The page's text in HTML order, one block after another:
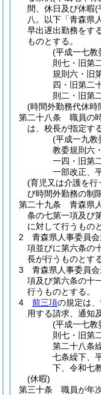
間、休日及び休暇(
八。以下「青森県
早出遅出勤務をす
ものとする。
(平成一七教
則七・旧第
規則六・旧
四・旧第二
則二・旧第
(時間外勤務代休時
第二十八条
職員の
は、校長が指定す
(平成一九教
教委規則六
一四・旧第
一部改正、
(育児又は介護を行
び時間外勤務の制
第二十九条
青森県
条の七第一項及び
に対して行うもの
2
青森県人事委員
項並びに第六条の
長が行うものとする
3
青森県人事委員
項及び第六条の十
行うものとする。
4
前三項の規定は
用する請求、通知
(平成一七教
則七・旧第
第二十八条
七条繰下、
下、令和七
(休暇)
第三十条
職員が年